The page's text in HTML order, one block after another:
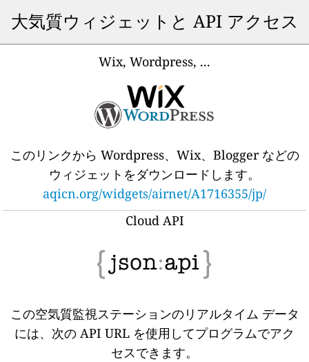
大気質ウィジェットと API アクセス
Wix, Wordpress, ...
このリンクから Wordpress、Wix、Blogger などの
ウィジェットをダウンロードします。
aqicn.org/widgets/airnet/A1716355/jp/
Cloud API
この空気質監視ステーションのリアルタイム データ
には、次の API URL を使用してプログラムでアク
セスできます。